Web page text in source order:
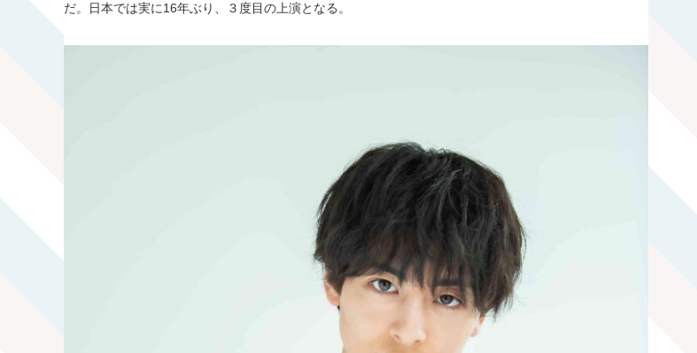
だ。日本では実に16年ぶり、３度目の上演となる。